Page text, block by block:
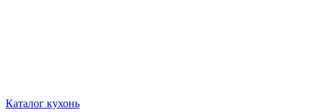
Каталог кухонь